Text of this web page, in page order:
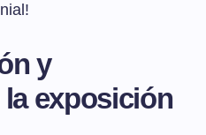
y
exposición